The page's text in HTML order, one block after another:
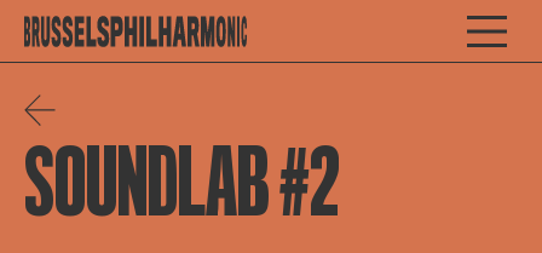
SOUNDLAB #2